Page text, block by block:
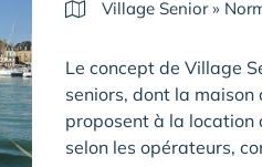
Village Senior»
Le concept de Village
seniors, dont la
proposent à la location
selon les opérateurs,